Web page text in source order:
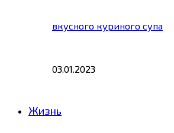
вкусного куриного супа
03.01.2023
Жизнь